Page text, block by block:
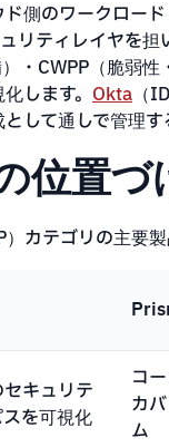
側のワークロー
リティレイヤを
・CWPP（脆弱
します。 Okta （
して通しで管理
位置づ
カテゴリの主要製
キュリテ
を可視化
コ
カ
ム